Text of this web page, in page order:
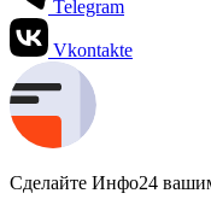
Telegram
Vkontakte
Сделайте Инфо24